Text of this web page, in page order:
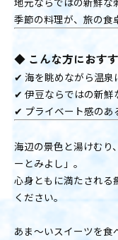
季節の料理が、旅の食
◆ こんな方におす
✔ 海を眺めながら温泉
✔ 伊豆ならではの新鮮
✔ プライベート感のあ
海辺の景色と湯けむり
ーとみよし」。
心身ともに満たされる
ください。
あま〜いスイーツを食